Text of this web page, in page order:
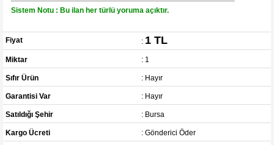
Sistem Notu : Bu ilan her türlü yoruma açıktır.
Fiyat : 1 TL
Miktar : 1
Sıfır Ürün : Hayır
Garantisi Var : Hayır
Satıldığı Şehir : Bursa
Kargo Ücreti : Gönderici Öder